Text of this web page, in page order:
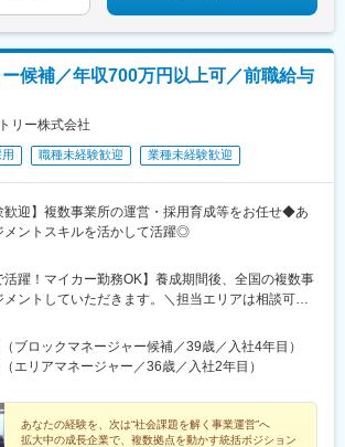
岡、佐賀☆養成期間は最寄り施設勤務
候補／年収700万円以上可／前職給与
リー株式会社
職種未経験歓迎 業種未経験歓迎
歓迎】複数事業所の運営・採用育成等をお任せ◆あ
メントスキルを活かして活躍◎
活躍！マイカー勤務OK】養成期間後、全国の複数事
メントしていただきます。＼担当エリアは相談可
の勤務地》現在は東京、横浜、埼玉、福岡の事業所
すが、ご希望に合わせて、お住まいのエリアで行う
す。また社宅の利用もできますので、ご面接時にお
住まいの地域又はジェネラルマネージャーと相談の
事業部について》障害福祉事業では「重度訪問介
ブロックマネージャー候補／39歳／入社4年目）
エリアマネージャー／36歳／入社2年目）
あなたの経験を、次は“社会課題を解く事業運営”へ
拡大中の成長企業で、複数拠点を動かす統括ポジション